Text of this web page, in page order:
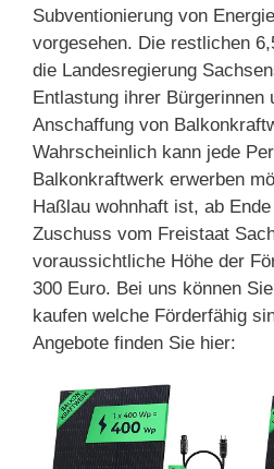
Subventionierung von
vorgesehen. Die restlichen
die Landesregierung
Entlastung ihrer Bürgerinnen
Anschaffung von
Wahrscheinlich kann jede
Balkonkraftwerk erwerben
Haßlau wohnhaft ist, ab
Zuschuss vom Freistaat
voraussichtliche Höhe der
300 Euro. Bei uns können
kaufen welche Förderfähig
Angebote finden Sie hier: